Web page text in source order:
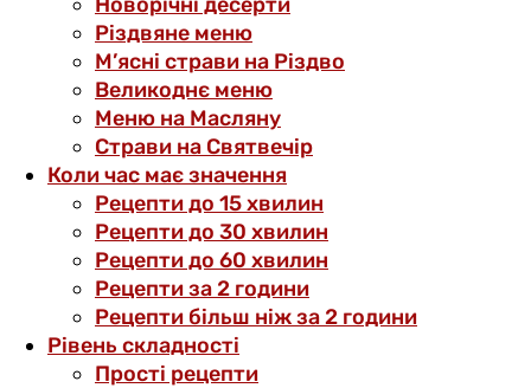
Різдвяне меню
М’ясні страви на Різдво
Великоднє меню
Меню на Масляну
Страви на Святвечір
Коли час має значення
Рецепти до 15 хвилин
Рецепти до 30 хвилин
Рецепти до 60 хвилин
Рецепти за 2 години
Рецепти більш ніж за 2 години
Рівень складності
Прості рецепти